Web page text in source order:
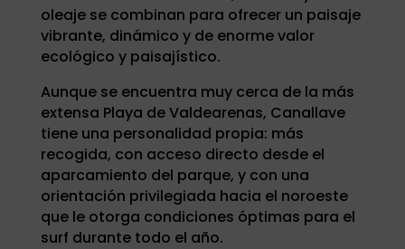
oleaje se combinan para ofrecer un paisaje
vibrante, dinámico y de enorme valor
ecológico y paisajístico.
Aunque se encuentra muy cerca de la más
extensa Playa de Valdearenas, Canallave
tiene una personalidad propia: más
recogida, con acceso directo desde el
aparcamiento del parque, y con una
orientación privilegiada hacia el noroeste
que le otorga condiciones óptimas para el
surf durante todo el año.